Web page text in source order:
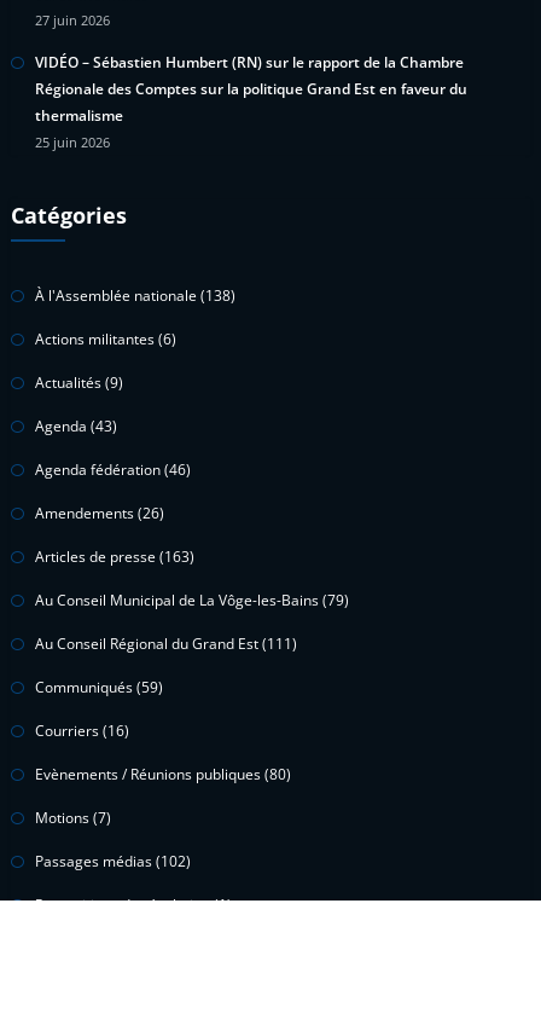
27 juin 2026
VIDÉO – Sébastien Humbert (RN) sur le rapport de la Chambre
Régionale des Comptes sur la politique Grand Est en faveur du
thermalisme
25 juin 2026
Catégories
À l'Assemblée nationale (138)
Actions militantes(6)
Actualités(9)
Agenda (43)
Agenda fédération(46)
Amendements(26)
Articles de presse (163)
Au Conseil Municipal de La Vôge-les-Bains(79)
Au Conseil Régional du Grand Est(111)
Communiqués(59)
Courriers(16)
Evènements / Réunions publiques(80)
Motions(7)
Passages médias(102)
Propositions de résolution(1)